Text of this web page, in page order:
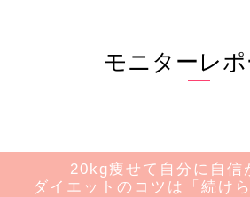
モニターレポ
20kg痩せて自分に自信
ダイエットのコツは「続け